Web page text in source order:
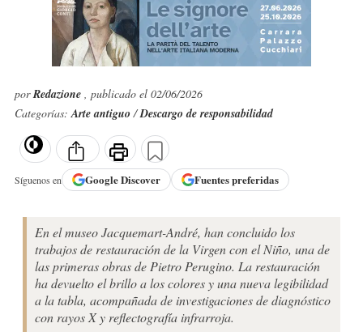
porRedazione , publicado el 02/06/2026
Categorías:Arte antiguo/Descargo de responsabilidad
Síguenos en GoogleDiscover Fuentes preferidas
En el museo Jacquemart-André, han concluido los
trabajos de restauración de la Virgen con el Niño, una de
las primeras obras de Pietro Perugino. La restauración
ha devuelto el brillo a los colores y una nueva legibilidad
a la tabla, acompañada de investigaciones de diagnóstico
con rayos X y reflectografía infrarroja.